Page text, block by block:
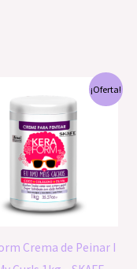
¡Oferta!
Crema de Peinar I
precio
original
era:
S/64.00.
actual
es:
S/60.00.